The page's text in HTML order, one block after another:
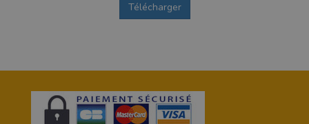
Télécharger